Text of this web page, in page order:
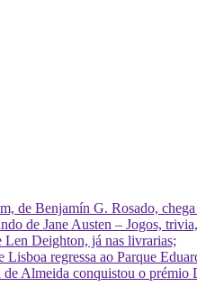
de Benjamín G. Rosado,
de Jane Austen – Jogos,
Len Deighton, já nas livrarias;
Lisboa regressa ao Parque
Almeida conquistou o